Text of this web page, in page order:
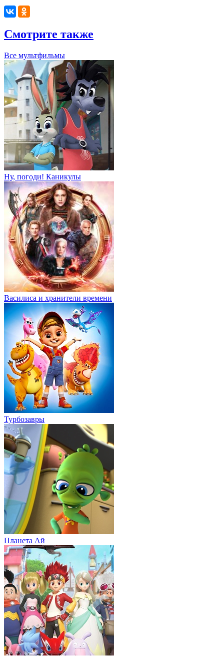
Смотрите также
Все мультфильмы
Ну, погоди! Каникулы
Василиса и хранители времени
Турбозавры
Планета Aй